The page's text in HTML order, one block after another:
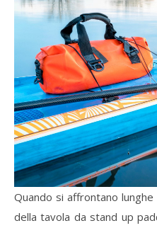
Quando si affrontano
della tavola da stand up